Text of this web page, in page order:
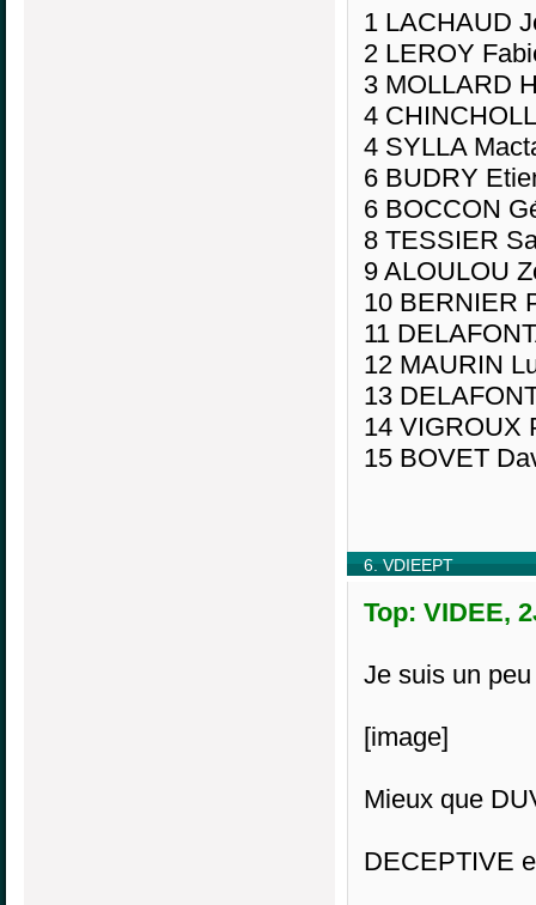
1 LACHAUD
2 LEROY
3 MOLLARD
4
4 SYLLA
6 BUDRY
6 BOCCON
8 TESSIER
9 ALOULOU
10 BERNIER
11
12 MAURIN
13
14 VIGROUX
15 BOVET
6. VDIEEPT
Top: VIDEE,
Je suis un
[image]
Mieux que
DECEPTIVE